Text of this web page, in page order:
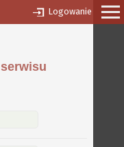
Logowanie